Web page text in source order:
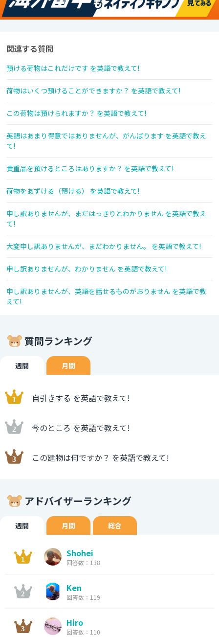
関連する質問
預ける荷物はこれだけです を英語で教えて!
荷物はいくつ預けることができますか？ を英語で教えて!
この荷物は預けられますか？ を英語で教えて!
英語はあまり得意ではありませんが、がんばります を英語で教え
て!
貴重品を預けるところはありますか？ を英語で教えて!
荷物をあずける（預ける） を英語で教えて!
申し訳ありませんが、まだはっきりとわかりません を英語で教え
て!
大変申し訳ありませんが、まだわかりません。 を英語で教えて!
申し訳ありませんが、わかりません を英語で教えて!
申し訳ありませんが、英語を話せるものがおりません を英語で教
えて!
質問ランキング
週間 月間
自引きする を英語で教えて!
今のところ を英語で教えて!
この建物は何ですか？ を英語で教えて!
アドバイザーランキング
週間 月間 総合
Shohei
回答数：138
Ken
回答数：119
Hiro
回答数：110